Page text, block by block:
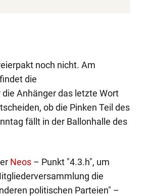
noch nicht. Am
die
Anhänger das letzte Wort
ob die Pinken Teil des
fällt in der Ballonhalle des
Neos– Punkt "4.3.h", um
die
politischen Parteien" –